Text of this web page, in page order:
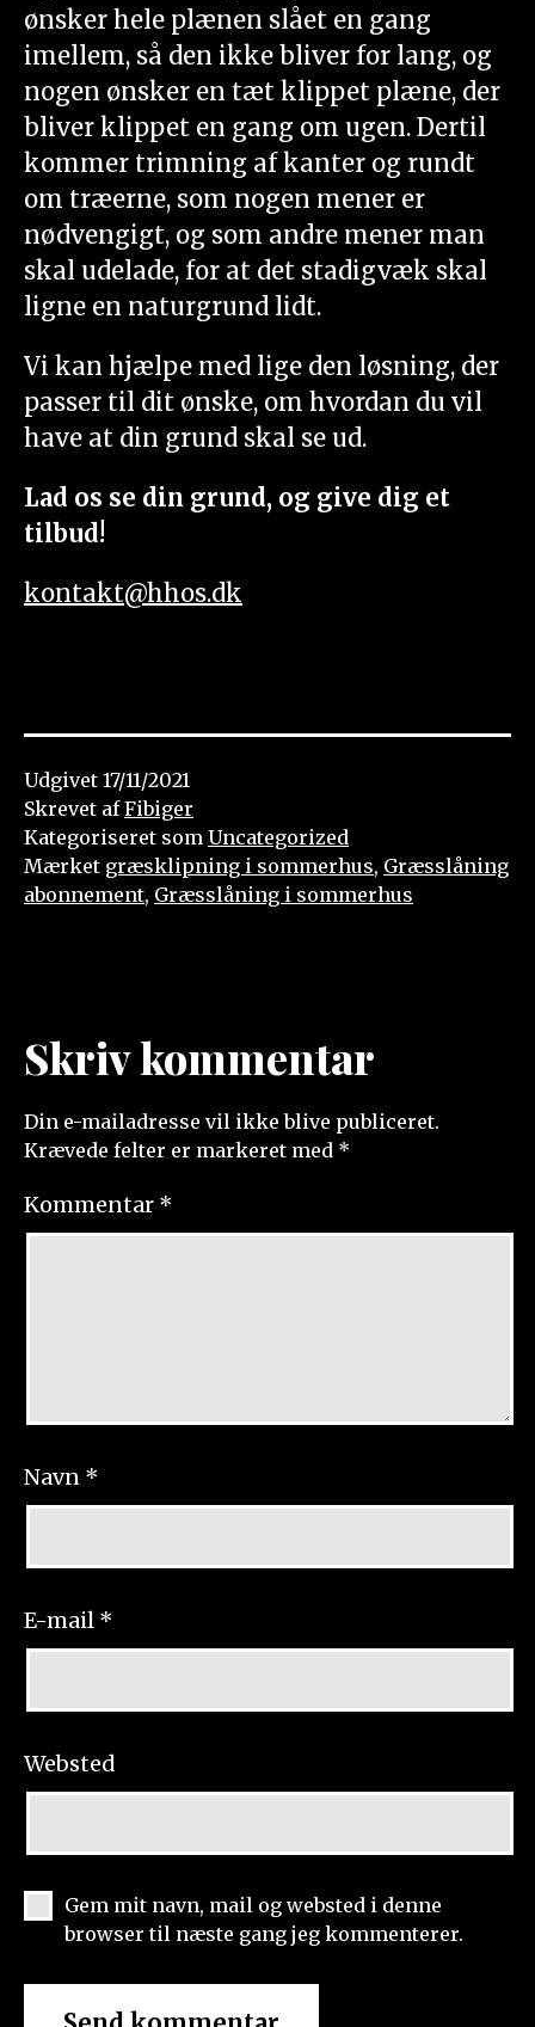
ønsker hele plænen slået en gang
imellem, så den ikke bliver for lang, og
nogen ønsker en tæt klippet plæne, der
bliver klippet en gang om ugen. Dertil
kommer trimning af kanter og rundt
om træerne, som nogen mener er
nødvengigt, og som andre mener man
skal udelade, for at det stadigvæk skal
ligne en naturgrund lidt.
Vi kan hjælpe med lige den løsning, der
passer til dit ønske, om hvordan du vil
have at din grund skal se ud.
Lad os se din grund, og give dig et
tilbud!
kontakt@hhos.dk
Udgivet 17/11/2021
Skrevet afFibiger
Kategoriseret som Uncategorized
Mærket græsklipning i sommerhus, Græsslåning
abonnement, Græsslåning i sommerhus
Skriv kommentar
Din e-mailadresse vil ikke blive publiceret.
Krævede felter er markeret med *
Kommentar *
Navn *
E-mail *
Websted
Gem mit navn, mail og websted i denne
browser til næste gang jeg kommenterer.